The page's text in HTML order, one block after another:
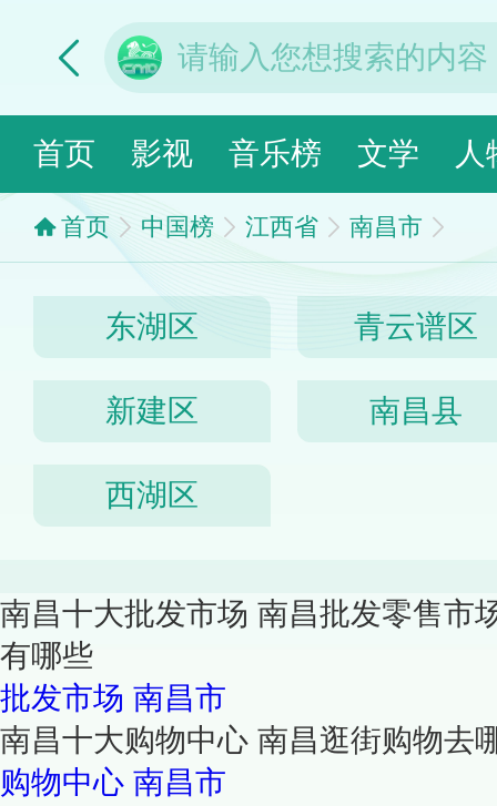
首页 影视 音乐榜 文学 人
首页 中国榜 江西省 南昌市
东湖区 青云谱区
新建区 南昌县
西湖区
南昌十大批发市场 南昌批发零售市
有哪些
批发市场 南昌市
南昌十大购物中心 南昌逛街购物去
购物中心 南昌市